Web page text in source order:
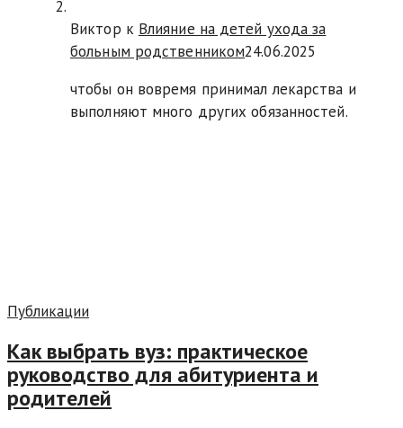
Виктор к Влияние на детей ухода за
больным родственником24.06.2025
чтобы он вовремя принимал лекарства и
выполняют много других обязанностей.
Публикации
Как выбрать вуз: практическое
руководство для абитуриента и
родителей